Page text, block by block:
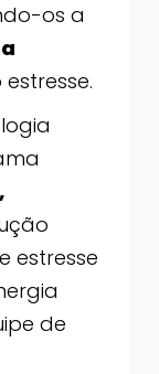
os a
estresse
de